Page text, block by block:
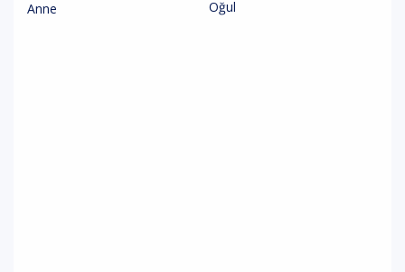
Anne
Oğul